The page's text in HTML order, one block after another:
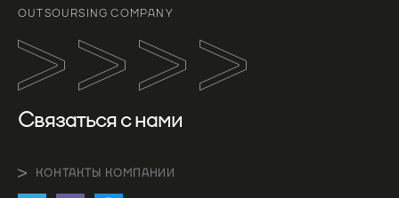
OUTSOURSING COMPANY
Связаться с нами
КОНТАКТЫ КОМПАНИИ